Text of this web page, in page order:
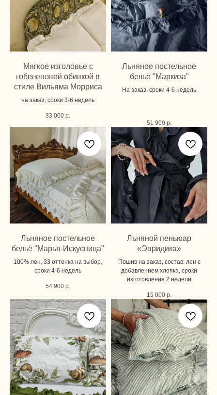
Мягкое изголовье с
гобеленовой обивкой в
стиле Вильяма Морриса
на заказ, сроки 3-6 недель
33 000 р.
Льняное постельное
бельё "Маркиза"
На заказ, сроки 4-6 недель
51 900 р.
Льняное постельное
бельё "Марья-Искусница"
100% лен, 33 оттенка на выбор,
сроки 4-6 недель
54 900 р.
Льняной пеньюар
«Эвридика»
Пошив на заказ, состав: лен с
добавлением хлопка, сроки
изготовления 2 недели
15 000 р.